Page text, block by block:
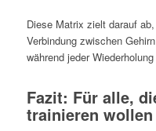
Diese Matrix zielt darauf
Verbindung zwischen
während jeder
Fazit: Für alle,
trainieren wollen